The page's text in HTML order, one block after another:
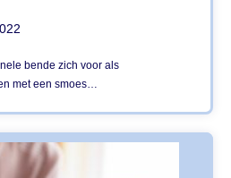
bende zich voor als
met een smoes…